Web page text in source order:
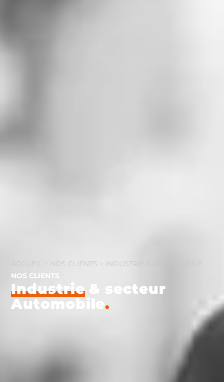
NOS CLIENTS
INDUSTRIE & AUTOMOBILE
NOS CLIENTS
Industrie& secteur
Automobile.